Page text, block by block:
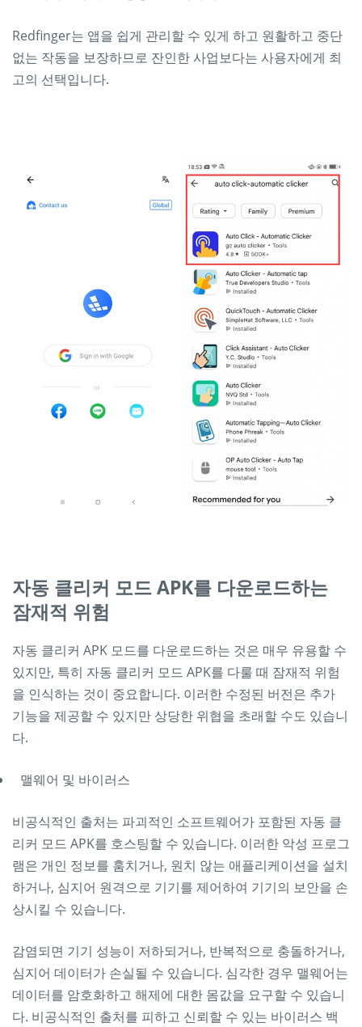
Redfinger는 앱을 쉽게 관리할 수 있게 하고 원활하고 중단
없는 작동을 보장하므로 잔인한 사업보다는 ​​사용자에게 최
고의 선택입니다.
자동 클리커 모드 APK를 다운로드하는
잠재적 위험
자동 클리커 APK 모드를 다운로드하는 것은 매우 유용할 수
있지만, 특히 자동 클리커 모드 APK를 다룰 때 잠재적 위험
을 인식하는 것이 중요합니다. 이러한 수정된 버전은 추가
기능을 제공할 수 있지만 상당한 위협을 초래할 수도 있습니
다.
맬웨어 및 바이러스
비공식적인 출처는 파괴적인 소프트웨어가 포함된 자동 클
리커 모드 APK를 호스팅할 수 있습니다. 이러한 악성 프로그
램은 개인 정보를 훔치거나, 원치 않는 애플리케이션을 설치
하거나, ​​심지어 원격으로 기기를 제어하여 기기의 보안을 손
상시킬 수 있습니다.
감염되면 기기 성능이 저하되거나, 반복적으로 충돌하거나,
심지어 데이터가 손실될 수 있습니다. 심각한 경우 맬웨어는
데이터를 암호화하고 해제에 대한 몸값을 요구할 수 있습니
다. 비공식적인 출처를 피하고 신뢰할 수 있는 바이러스 백